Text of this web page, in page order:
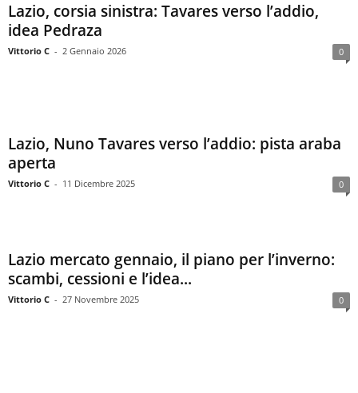
Lazio, corsia sinistra: Tavares verso l’addio,
idea Pedraza
Vittorio C - 2 Gennaio 2026 0
Lazio, Nuno Tavares verso l’addio: pista araba
aperta
Vittorio C - 11 Dicembre 2025 0
Lazio mercato gennaio, il piano per l’inverno:
scambi, cessioni e l’idea...
Vittorio C - 27 Novembre 2025 0